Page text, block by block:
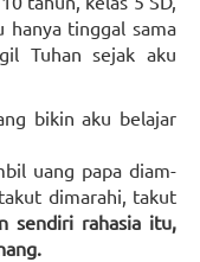
hanya tinggal sama
Tuhan sejak aku
bikin aku belajar
uang papa diam-
dimarahi, takut
sendiri rahasia itu,